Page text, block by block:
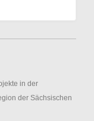
in der
der Sächsischen